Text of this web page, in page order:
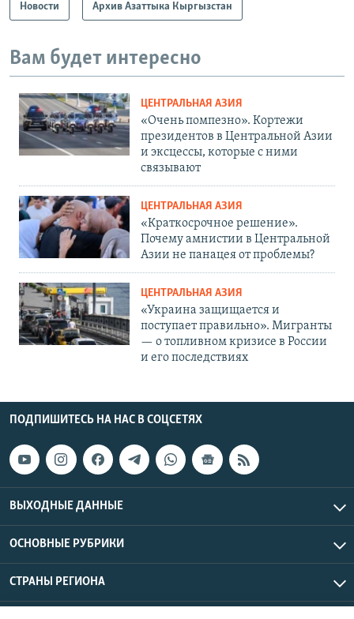
Новости Архив Азаттыка Кыргызстан
Вам будет интересно
ЦЕНТРАЛЬНАЯ АЗИЯ
«Очень помпезно». Кортежи
президентов в Центральной Азии
и эксцессы, которые с ними
связывают
ЦЕНТРАЛЬНАЯ АЗИЯ
«Краткосрочное решение».
Почему амнистии в Центральной
Азии не панацея от проблемы?
ЦЕНТРАЛЬНАЯ АЗИЯ
«Украина защищается и
поступает правильно». Мигранты
— о топливном кризисе в России
и его последствиях
ПОДПИШИТЕСЬ НА НАС В СОЦСЕТЯХ
ВЫХОДНЫЕ ДАННЫЕ
ОСНОВНЫЕ РУБРИКИ
СТРАНЫ РЕГИОНА